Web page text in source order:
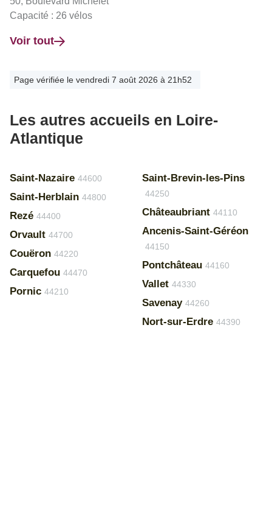
Capacité : 26 vélos
Voir tout
Page vérifiée le vendredi 7 août 2026 à 21h52
Les autres accueils en Loire-
Atlantique
Saint-Nazaire 44600
Saint-Herblain 44800
Rezé 44400
Orvault 44700
Couëron 44220
Carquefou 44470
Pornic 44210
Saint-Brevin-les-Pins
44250
Châteaubriant 44110
Ancenis-Saint-Géréon
44150
Pontchâteau 44160
Vallet 44330
Savenay 44260
Nort-sur-Erdre 44390